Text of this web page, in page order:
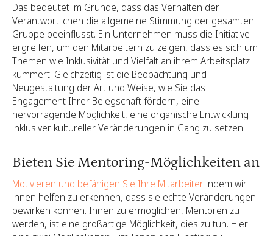
Das bedeutet im Grunde, dass das Verhalten der
Verantwortlichen die allgemeine Stimmung der gesamten
Gruppe beeinflusst. Ein Unternehmen muss die Initiative
ergreifen, um den Mitarbeitern zu zeigen, dass es sich um
Themen wie Inklusivität und Vielfalt an ihrem Arbeitsplatz
kümmert. Gleichzeitig ist die Beobachtung und
Neugestaltung der Art und Weise, wie Sie das
Engagement Ihrer Belegschaft fördern, eine
hervorragende Möglichkeit, eine organische Entwicklung
inklusiver kultureller Veränderungen in Gang zu setzen
Bieten Sie Mentoring-Möglichkeiten an
Motivieren und befähigen Sie Ihre Mitarbeiter indem wir
ihnen helfen zu erkennen, dass sie echte Veränderungen
bewirken können. Ihnen zu ermöglichen, Mentoren zu
werden, ist eine großartige Möglichkeit, dies zu tun. Hier